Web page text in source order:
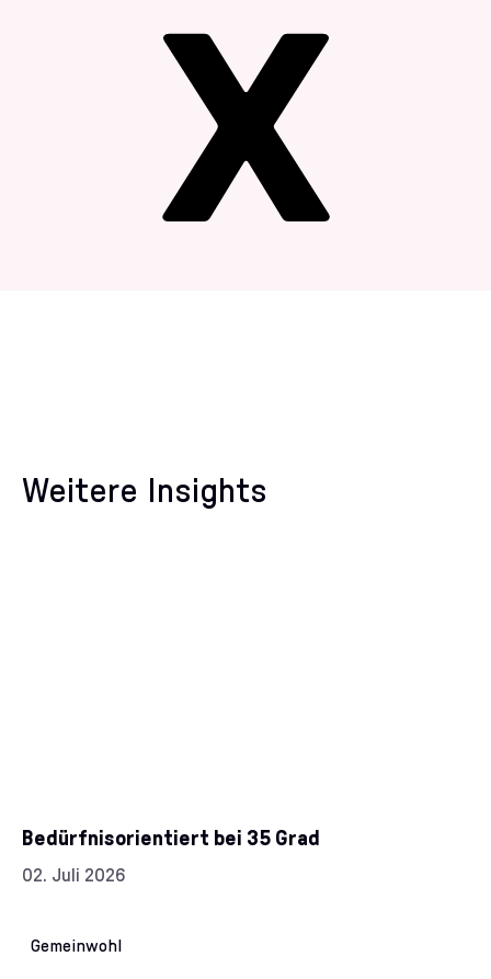
Weitere Insights
Bedürfnisorientiert bei 35 Grad
Datum:
02. Juli 2026
Kategorien:
Gemeinwohl